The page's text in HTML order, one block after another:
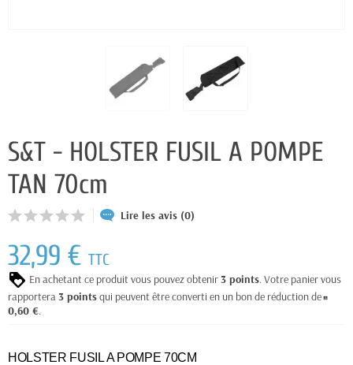
S&T - HOLSTER FUSIL A POMPE
TAN 70cm
Lire les avis (0)
32,99 € TTC
En achetant ce produit vous pouvez obtenir3 points. Votre panier vous
rapportera3 pointsqui peuvent être converti en un bon de réduction de
0,60 €.
HOLSTER FUSIL A POMPE 70CM